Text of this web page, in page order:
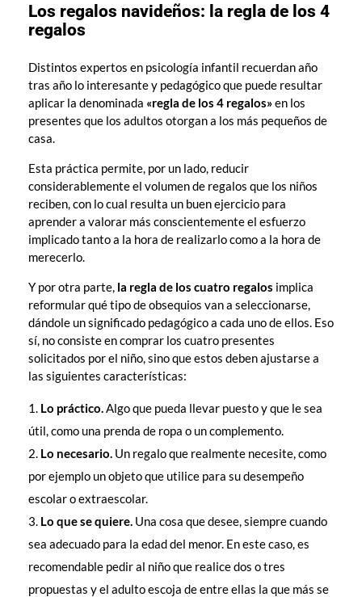
Los regalos navideños: la regla de los 4
regalos
Distintos expertos en psicología infantil recuerdan año
tras año lo interesante y pedagógico que puede resultar
aplicar la denominada «regla de los 4 regalos»en los
presentes que los adultos otorgan a los más pequeños de
casa.
Esta práctica permite, por un lado, reducir
considerablemente el volumen de regalos que los niños
reciben, con lo cual resulta un buen ejercicio para
aprender a valorar más conscientemente el esfuerzo
implicado tanto a la hora de realizarlo como a la hora de
merecerlo.
Y por otra parte, la regla de los cuatro regalos implica
reformular qué tipo de obsequios van a seleccionarse,
dándole un significado pedagógico a cada uno de ellos. Eso
sí, no consiste en comprar los cuatro presentes
solicitados por el niño, sino que estos deben ajustarse a
las siguientes características:
Lo práctico.Algo que pueda llevar puesto y que le sea
útil, como una prenda de ropa o un complemento.
Lo necesario. Un regalo que realmente necesite, como
por ejemplo un objeto que utilice para su desempeño
escolar o extraescolar.
Lo que se quiere. Una cosa que desee, siempre cuando
sea adecuado para la edad del menor. En este caso, es
recomendable pedir al niño que realice dos o tres
propuestas y el adulto escoja de entre ellas la que más se